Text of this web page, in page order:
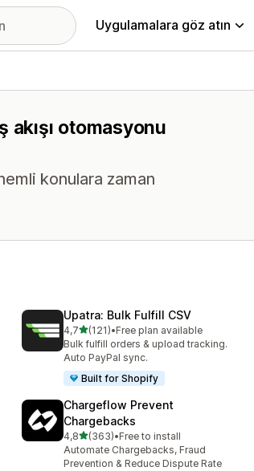
Uygulamalara göz atın
otomasyonu
konulara zaman
Upatra: Bulk Fulfill CSV
4,75 yıldız üzerinden
(121)
toplam 121 değerlendirme
•Free plan available
Bulk fulfill orders & upload tracking.
Auto PayPal sync.
Built for Shopify
Chargeflow Prevent
Chargebacks
4,85 yıldız üzerinden
(363)
toplam 363 değerlendirme
•Free to install
Automate Chargebacks, Fraud
Prevention & Reduce Dispute Rate